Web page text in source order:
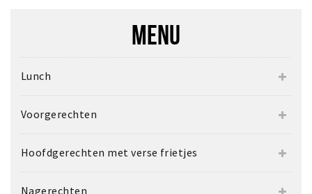
MENU
Lunch
Voorgerechten
Hoofdgerechten met verse frietjes
Nagerechten